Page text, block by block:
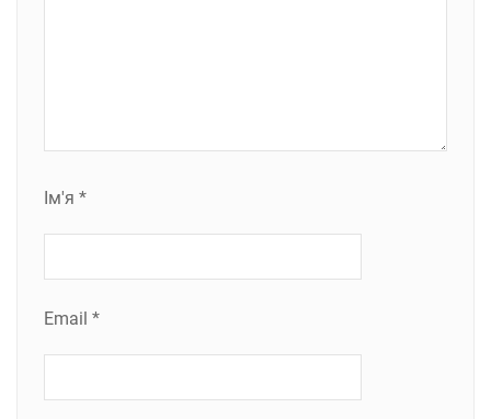
Ім'я *
Email *